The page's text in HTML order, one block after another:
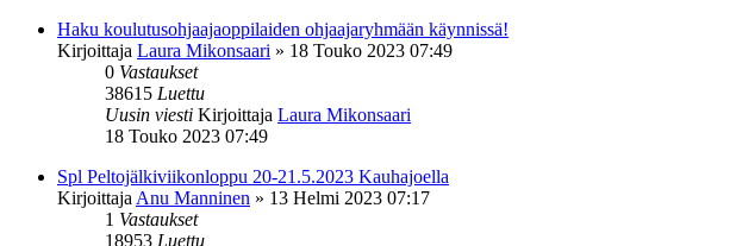
Haku koulutusohjaajaoppilaiden ohjaajaryhmään käynnissä!
Kirjoittaja Laura Mikonsaari » 18 Touko 2023 07:49
0 Vastaukset
38615 Luettu
Uusin viesti Kirjoittaja Laura Mikonsaari
18 Touko 2023 07:49
Spl Peltojälkiviikonloppu 20-21.5.2023 Kauhajoella
Kirjoittaja Anu Manninen » 13 Helmi 2023 07:17
1 Vastaukset
18953 Luettu